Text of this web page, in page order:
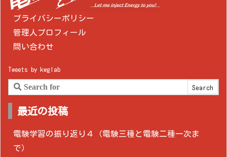
プライバシーポリシー
管理人プロフィール
問い合わせ
Tweets by kwglab
最近の投稿
電験学習の振り返り４（電験三種と電験二種一次ま
で）